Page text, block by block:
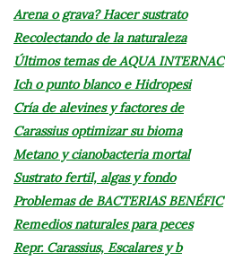
Arena o grava? Hacer sustrato
Recolectando de la naturaleza
Últimos temas de AQUA INTERNAC
Ich o punto blanco e Hidropesi
Cría de alevines y factores de
Carassius optimizar su bioma
Metano y cianobacteria mortal
Sustrato fertil, algas y fondo
Problemas de BACTERIAS BENÉFIC
Remedios naturales para peces
Repr. Carassius, Escalares y b